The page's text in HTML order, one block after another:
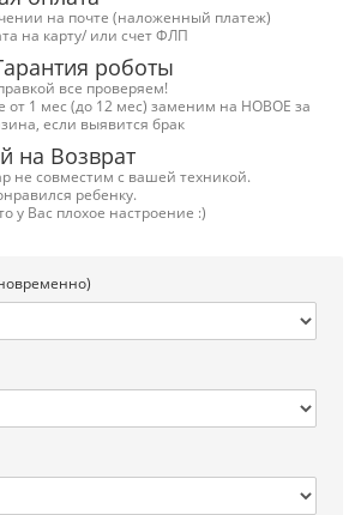
беспроводные
клік
Денди TY
Купить!
на почте (наложенный платеж)
на карту/ или счет ФЛП
роботы
все проверяем!
от 1 мес (до 12 мес) заменим на НОВОЕ за
если выявится брак
на Возврат
не совместим с вашей техникой.
ребенку.
у Вас плохое настроение :)